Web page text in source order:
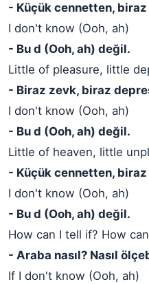
- Küçük cennetten, biraz
I don't know (Ooh, ah)
- Bu d (Ooh, ah) değil.
Little of pleasure, little
- Biraz zevk, biraz
I don't know (Ooh, ah)
- Bu d (Ooh, ah) değil.
Little of heaven, little
- Küçük cennetten, biraz
I don't know (Ooh, ah)
- Bu d (Ooh, ah) değil.
How can I tell if? How
- Araba nasıl? Nasıl
If I don't know (Ooh, ah)